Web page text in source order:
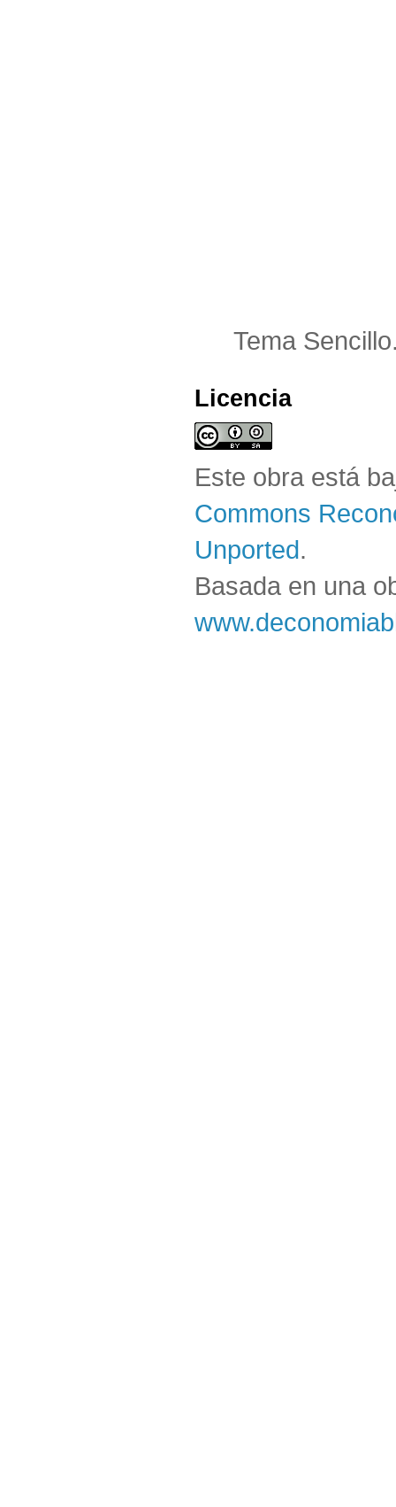
Tema
Licencia
Este obra está
Commons
Unported.
Basada en una